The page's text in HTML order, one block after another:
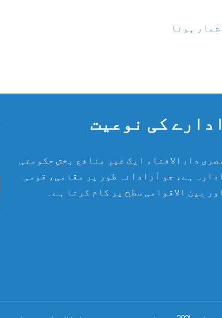
ہونا
ادارے کی نوعیت
دارالافتاء ایک غیر منافع بخش حکومتی
ادارہ ہے، جو آزادانہ طور پر مقامی، قومی
اور بین الاقوامی سطح پر کام کرتا ہے۔